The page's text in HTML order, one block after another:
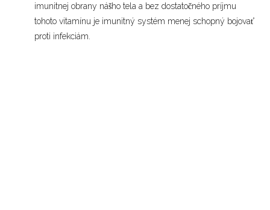
imunitnej obrany nášho tela a bez dostatočného príjmu
tohoto vitamínu je imunitný systém menej schopný bojovať
proti infekciám.